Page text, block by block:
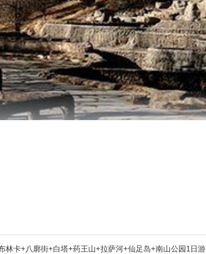
林卡+八廓街+白塔+药王山+拉萨河+仙足岛+南山公园1日游